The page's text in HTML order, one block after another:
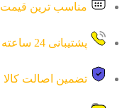
مناسب ترین قیمت
پشتیبانی 24 ساعته
تضمین اصالت کالا